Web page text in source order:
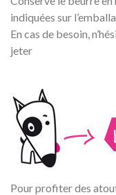
indiquées sur
En cas de besoin,
jeter
Pour profiter des